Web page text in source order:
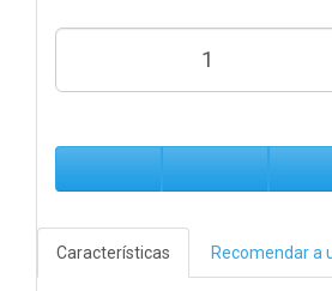
Características Recomendar a